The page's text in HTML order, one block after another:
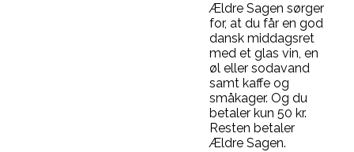
Ældre Sagen sørger
for, at du får en god
dansk middagsret
med et glas vin, en
øl eller sodavand
samt kaffe og
småkager. Og du
betaler kun 50 kr.
Resten betaler
Ældre Sagen.